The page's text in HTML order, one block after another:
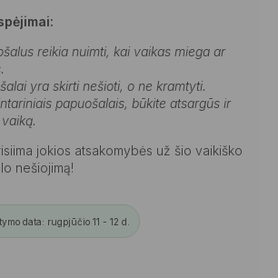
reikia nuimti, kai vaikas miega ar
yra skirti nešioti, o ne kramtyti.
papuošalais, būkite atsargūs ir
jokios atsakomybės už šio vaikiško
nešiojimą!
data: rugpjūčio 11 - 12 d.